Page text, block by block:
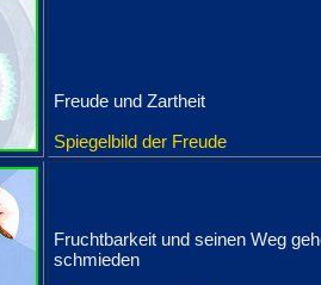
Freude und Zartheit
Spiegelbild der Freude
Fruchtbarkeit und seinen Weg
schmieden